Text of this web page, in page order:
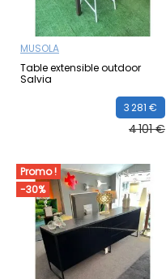
MUSOLA
Table extensible outdoor
Salvia
3 281 €
4 101 €
Promo !
-30%